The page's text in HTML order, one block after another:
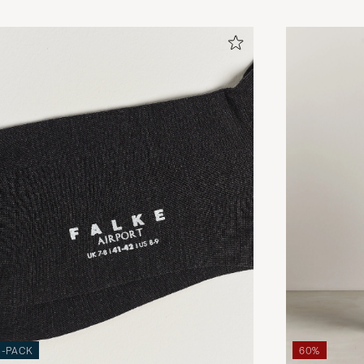
PACK 60%